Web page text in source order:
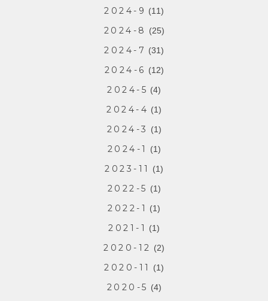
2024-9 (11)
2024-8 (25)
2024-7 (31)
2024-6 (12)
2024-5 (4)
2024-4 (1)
2024-3 (1)
2024-1 (1)
2023-11 (1)
2022-5 (1)
2022-1 (1)
2021-1 (1)
2020-12 (2)
2020-11 (1)
2020-5 (4)